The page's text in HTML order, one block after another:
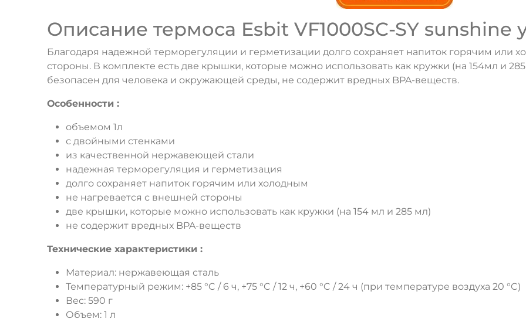
Описание термоса Esbit VF1000SC-SY sunshine
Благодаря надежной терморегуляции и герметизации долго сохраняет напиток горячим или
стороны. В комплекте есть две крышки, которые можно использовать как кружки (на 154мл и
безопасен для человека и окружающей среды, не содержит вредных BPA-веществ.
Особенности :
объемом 1л
с двойными стенками
из качественной нержавеющей стали
надежная терморегуляция и герметизация
долго сохраняет напиток горячим или холодным
не нагревается с внешней стороны
две крышки, которые можно использовать как кружки (на 154 мл и 285 мл)
не содержит вредных BPA-веществ
Технические характеристики :
Материал: нержавеющая сталь
Температурный режим: +85 °C / 6 ч, +75 °C / 12 ч, +60 °C / 24 ч (при температуре воздуха 20 °C)
Вес: 590 г
Объем: 1 л